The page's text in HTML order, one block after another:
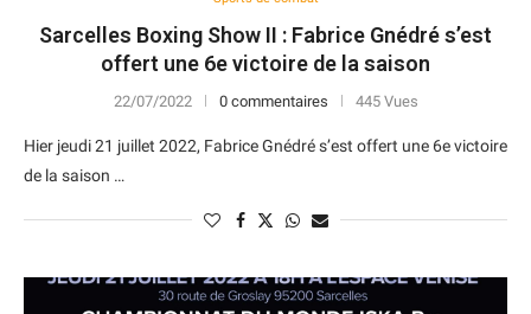
Sarcelles Boxing Show II : Fabrice Gnédré s’est
offert une 6e victoire de la saison
22/07/2022 0 commentaires 445 Vues
Hier jeudi 21 juillet 2022, Fabrice Gnédré s’est offert une 6e victoire
de la saison …